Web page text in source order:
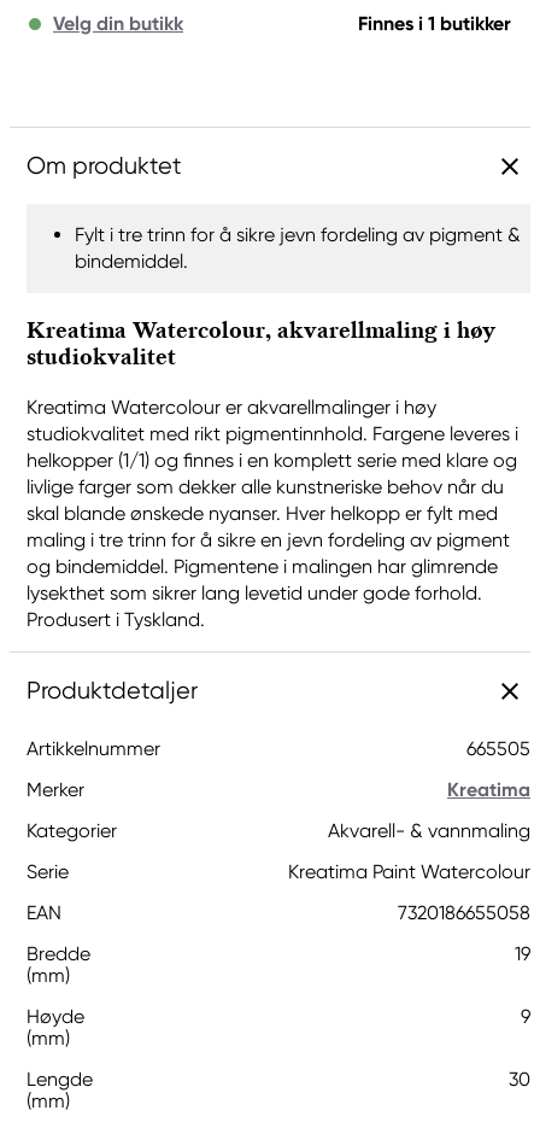
Velg din butikk Finnes i 1 butikker
Om produktet
Fylt i tre trinn for å sikre jevn fordeling av pigment &
bindemiddel.
Kreatima Watercolour, akvarellmaling i høy
studiokvalitet
Kreatima Watercolour er akvarellmalinger i høy
studiokvalitet med rikt pigmentinnhold. Fargene leveres i
helkopper (1/1) og finnes i en komplett serie med klare og
livlige farger som dekker alle kunstneriske behov når du
skal blande ønskede nyanser. Hver helkopp er fylt med
maling i tre trinn for å sikre en jevn fordeling av pigment
og bindemiddel. Pigmentene i malingen har glimrende
lysekthet som sikrer lang levetid under gode forhold.
Produsert i Tyskland.
Produktdetaljer
Artikkelnummer
665505
Merker
Kreatima
Kategorier
Akvarell- & vannmaling
Serie
Kreatima Paint Watercolour
EAN
7320186655058
Bredde
(mm)
19
Høyde
(mm)
9
Lengde
(mm)
30